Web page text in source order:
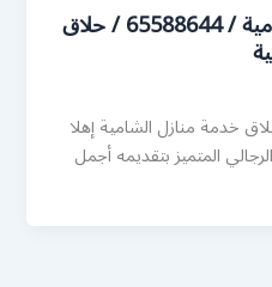
صالون رجالي متنقل الشامية / 65588644 / حلاق
خدمة منازل الشامية إهلا
المتميز بتقديمه أجمل